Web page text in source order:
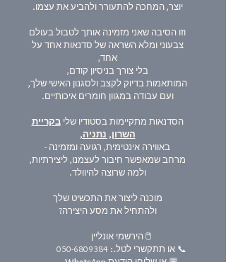
יוצר, המחכה להתעורר ולהביע את עצמו.
וזו הסיבה שאני מזמינה אותך לטבול בעולם
צבעוני ומלא השראה של סדנאות אחד על
אחד,
בלי צורך בניסיון קודם,
המותאמות בדיוק לקצב ולסגנון האישי שלך,
ועם עבודה במגוון חומרים איכותיים.
הסדנאות מתקיימות בסטודיו שליבקריית
השרון, נתניה,
באווירה אינטימית, רגועה ומזמינה -
מרחב שמאפשר חיבור לעצמנו, ליצירתיות,
ולמה שרוצה להיוולד.
מוכנה ליצור את התכשיט שלך
ולהתחיל את מסע היצירה?
🖱️ הירשמי אונליין
📞 או תתקשרי לטל.: 050-6809384